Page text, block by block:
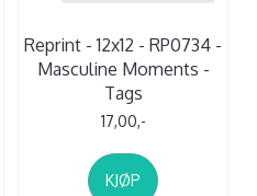
Reprint - 12x12 - RP0734 -
Masculine Moments -
Tags
17,00,-
KJØP